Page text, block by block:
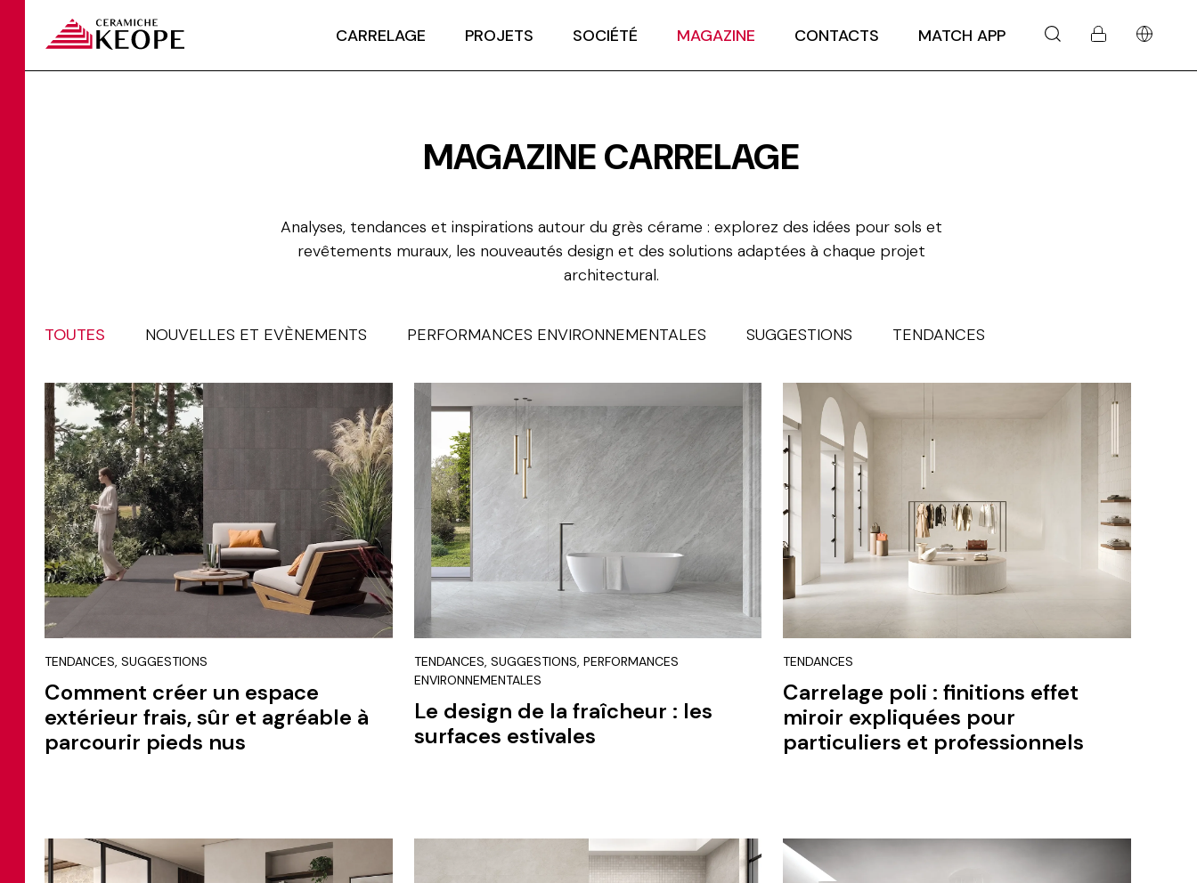
CARRELAGE PROJETS SOCIÉTÉ MAGAZINE CONTACTS MATCH APP
MAGAZINE CARRELAGE
Analyses, tendances et inspirations autour du grès cérame : explorez des idées pour sols et
revêtements muraux, les nouveautés design et des solutions adaptées à chaque projet
architectural.
TOUTES NOUVELLES ET EVÈNEMENTS PERFORMANCES ENVIRONNEMENTALES SUGGESTIONS TENDANCES
TENDANCES, SUGGESTIONS
Comment créer un espace
extérieur frais, sûr et agréable à
parcourir pieds nus
TENDANCES, SUGGESTIONS, PERFORMANCES
ENVIRONNEMENTALES
Le design de la fraîcheur : les
surfaces estivales
TENDANCES
Carrelage poli : finitions effet
miroir expliquées pour
particuliers et professionnels